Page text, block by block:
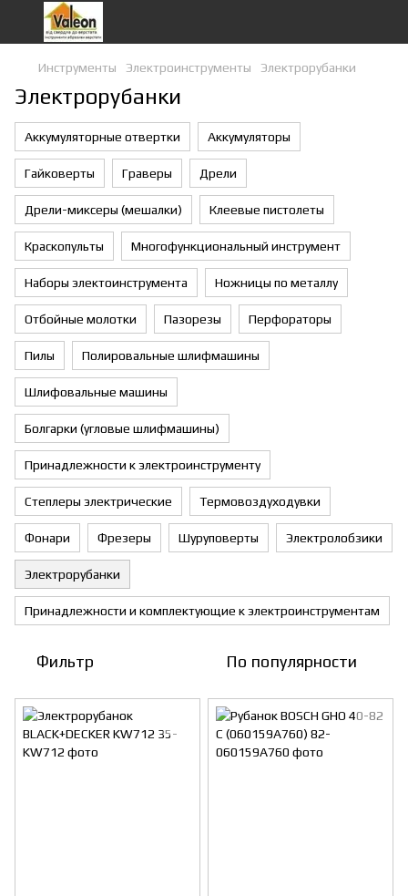
Инструменты Электроинструменты Электрорубанки
Электрорубанки
Аккумуляторные отвертки Аккумуляторы
Гайковерты Граверы Дрели
Дрели-миксеры (мешалки) Клеевые пистолеты
Краскопульты Многофункциональный инструмент
Наборы электоинструмента Ножницы по металлу
Отбойные молотки Пазорезы Перфораторы
Пилы Полировальные шлифмашины
Шлифовальные машины
Болгарки (угловые шлифмашины)
Принадлежности к электроинструменту
Степлеры электрические Термовоздуходувки
Фонари Фрезеры Шуруповерты Электролобзики
Электрорубанки
Принадлежности и комплектующие к электроинструментам
Фильтр По популярности